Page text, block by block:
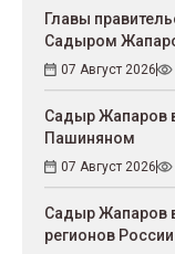
Главы
Садыром
07 Август 2026
Садыр Жапаров
Пашиняном
07 Август 2026
Садыр Жапаров
регионов